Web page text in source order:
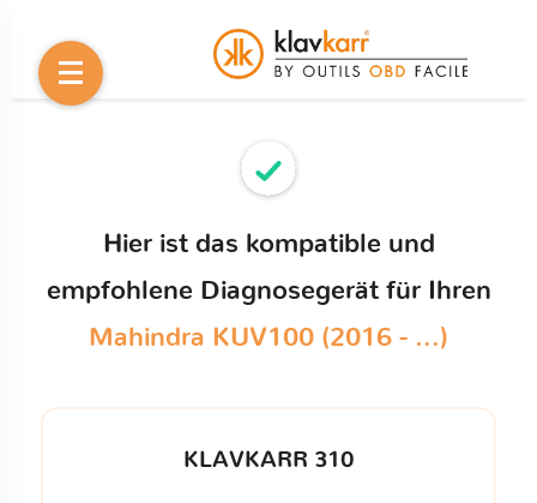
Hier ist das kompatible und
empfohlene Diagnosegerät für Ihren
Mahindra KUV100 (2016 - ...)
KLAVKARR 310